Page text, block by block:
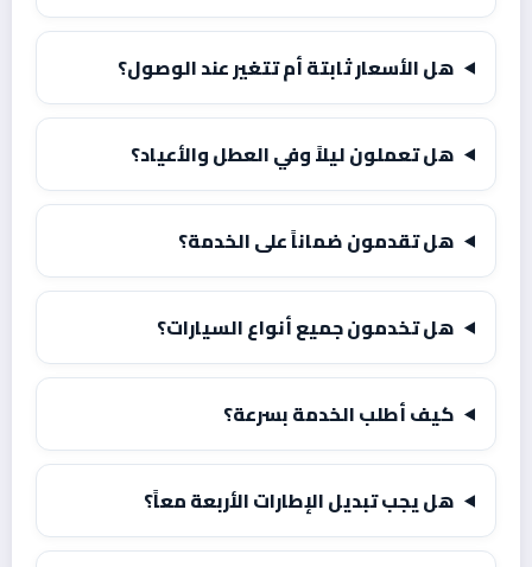
هل الأسعار ثابتة أم تتغير عند الوصول؟
هل تعملون ليلاً وفي العطل والأعياد؟
هل تقدمون ضماناً على الخدمة؟
هل تخدمون جميع أنواع السيارات؟
كيف أطلب الخدمة بسرعة؟
هل يجب تبديل الإطارات الأربعة معاً؟